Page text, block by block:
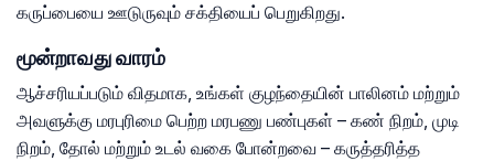
கருப்பையை ஊடுருவும் சக்தியைப் பெறுகிறது.
மூன்றாவது வாரம்
ஆச்சரியப்படும் விதமாக, உங்கள் குழந்தையின் பாலினம் மற்றும்
அவளுக்கு மரபுரிமை பெற்ற மரபணு பண்புகள் – கண் நிறம், முடி
நிறம், தோல் மற்றும் உடல் வகை போன்றவை – கருத்தரித்த